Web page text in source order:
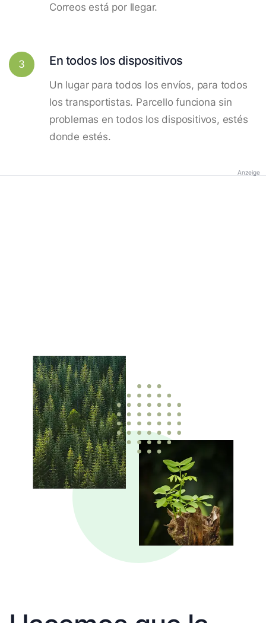
Correos está por llegar.
3 En todos los dispositivos
Un lugar para todos los envíos, para todos
los transportistas. Parcello funciona sin
problemas en todos los dispositivos, estés
donde estés.
Anzeige